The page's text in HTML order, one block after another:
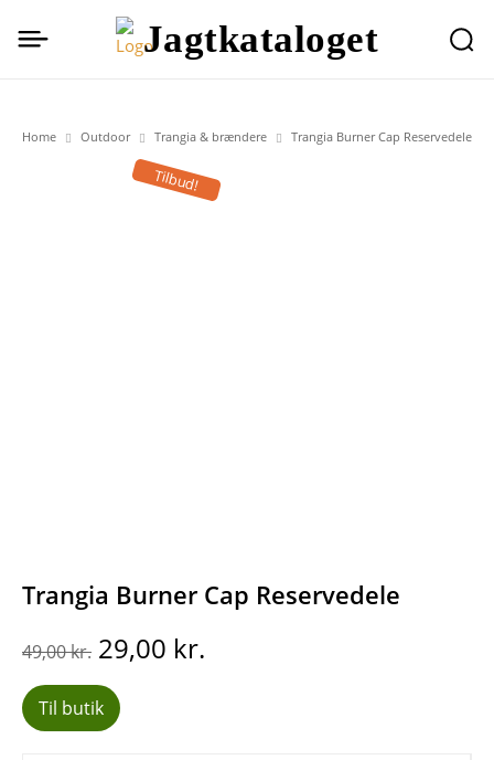
Jagtkataloget
Home Outdoor Trangia & brændere Trangia Burner Cap Reservedele
Tilbud!
Trangia Burner Cap Reservedele
49,00kr. Den
oprindelige
pris
var:
49,00 kr..
29,00 kr.
Til butik